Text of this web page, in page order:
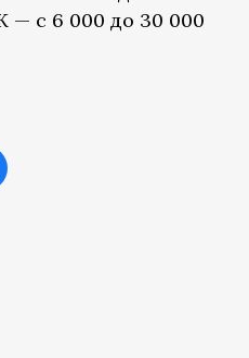
— с 6 000 до 30 000